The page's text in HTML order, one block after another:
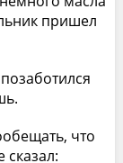
пришел
что
сказал: